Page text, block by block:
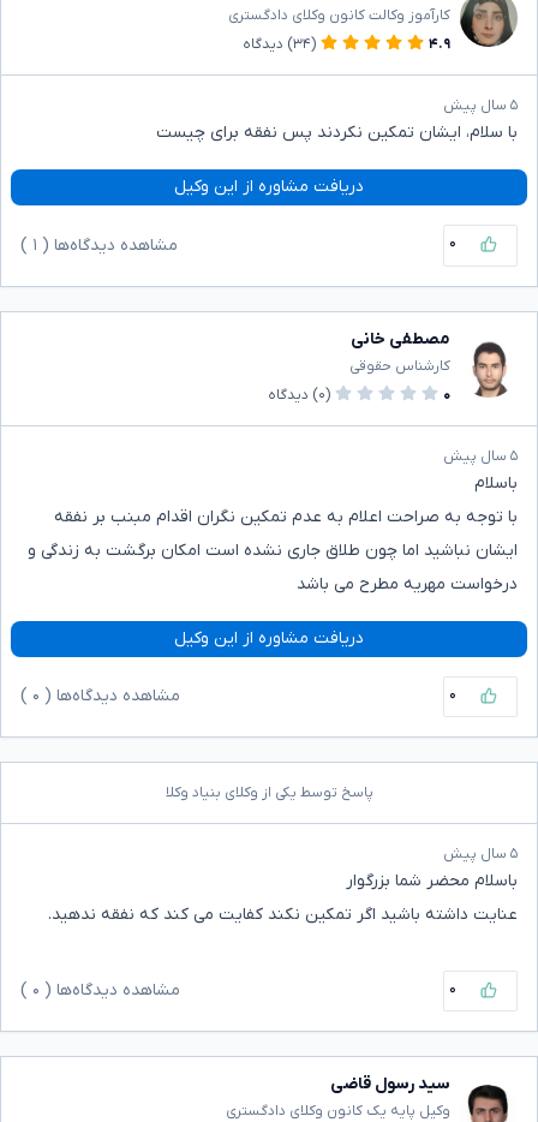
کارآموز وکالت کانون وکلای دادگستری
۴.۹
(۳۴) دیدگاه
۵ سال پیش
با سلام، ایشان تمکین نکردند پس نفقه برای چیست
دریافت مشاوره از این وکیل
۰ مشاهده دیدگاه‌ها ( ۱
مصطفی خانی
کارشناس حقوقی
۰
(۰) دیدگاه
۵ سال پیش
باسلام
با توجه به صراحت اعلام به عدم تمکین نگران اقدام مبنب بر نفقه
ایشان نباشید اما چون طلاق جاری نشده است امکان برگشت به زندگی و
درخواست مهریه مطرح می باشد
دریافت مشاوره از این وکیل
۰ مشاهده دیدگاه‌ها ( ۰
پاسخ توسط یکی از وکلای بنیاد وکلا
۵ سال پیش
باسلام محضر شما بزرگوار
عنایت داشته باشید اگر تمکین نکند کفایت می کند که نفقه ندهید.
۰ مشاهده دیدگاه‌ها ( ۰
سید رسول قاضی
وکیل پایه یک کانون وکلای دادگستری